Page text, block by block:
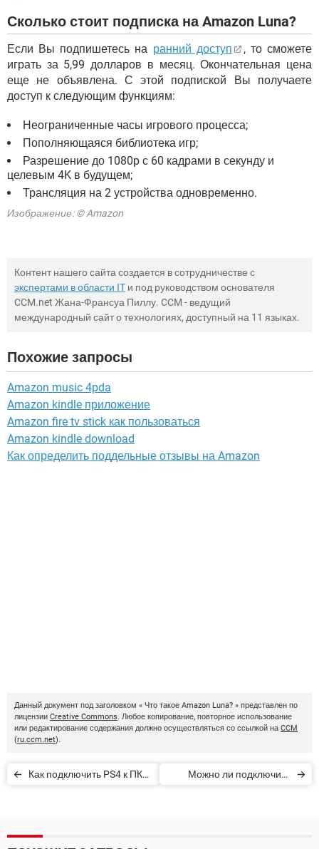
Сколько стоит подписка на Amazon Luna?
Если Вы подпишетесь на ранний доступ
, то сможете
играть за 5,99 долларов в месяц. Окончательная цена
еще не объявлена. С этой подпиской Вы получаете
доступ к следующим функциям:
Неограниченные часы игрового процесса;
Пополняющаяся библиотека игр;
Разрешение до 1080p с 60 кадрами в секунду и
целевым 4K в будущем;
Трансляция на 2 устройства одновременно.
Изображение: © Amazon
Контент нашего сайта создается в сотрудничестве с
экспертами в области IT и под руководством основателя
CCM.net Жана-Франсуа Пиллу. CCM - ведущий
международный сайт о технологиях, доступный на 11 языках.
Похожие запросы
Amazon music 4pda
Amazon kindle приложение
Amazon fire tv stick как пользоваться
Amazon kindle download
Как определить поддельные отзывы на Amazon
Данный документ под заголовком « Что такое Amazon Luna? » представлен по
лицензии Creative Commons. Любое копирование, повторное использование
или редактирование содержания должно осуществляться со ссылкой на CCM
(ru.ccm.net).
Как подключить PS4 к ПК
Можно ли подключить